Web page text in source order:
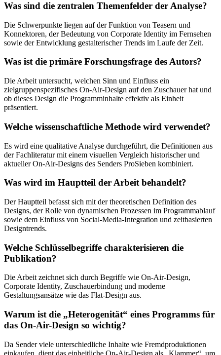
Was sind die zentralen Themenfelder der Analyse?
Die Schwerpunkte liegen auf der Funktion von Teasern und
Konnektoren, der Bedeutung von Corporate Identity im Fernsehen
sowie der Entwicklung gestalterischer Trends im Laufe der Zeit.
Was ist die primäre Forschungsfrage des Autors?
Die Arbeit untersucht, welchen Sinn und Einfluss ein
zielgruppenspezifisches On-Air-Design auf den Zuschauer hat und
ob dieses Design die Programminhalte effektiv als Einheit
präsentiert.
Welche wissenschaftliche Methode wird verwendet?
Es wird eine qualitative Analyse durchgeführt, die Definitionen aus
der Fachliteratur mit einem visuellen Vergleich historischer und
aktueller On-Air-Designs des Senders ProSieben kombiniert.
Was wird im Hauptteil der Arbeit behandelt?
Der Hauptteil befasst sich mit der theoretischen Definition des
Designs, der Rolle von dynamischen Prozessen im Programmablauf
sowie dem Einfluss von Social-Media-Integration und zeitbasierten
Designtrends.
Welche Schlüsselbegriffe charakterisieren die
Publikation?
Die Arbeit zeichnet sich durch Begriffe wie On-Air-Design,
Corporate Identity, Zuschauerbindung und moderne
Gestaltungsansätze wie das Flat-Design aus.
Warum ist die „Heterogenität“ eines Programms für
das On-Air-Design so wichtig?
Da Sender viele unterschiedliche Inhalte wie Fremdproduktionen
einkaufen, dient das einheitliche On-Air-Design als „Klammer“, um